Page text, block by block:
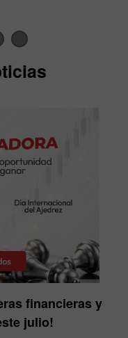
financieras y
julio!